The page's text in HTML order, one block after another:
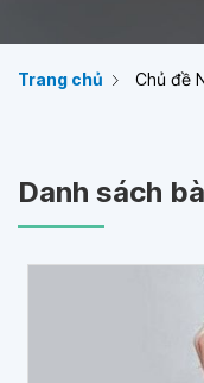
Trang chủ Chủ đề
Danh sách